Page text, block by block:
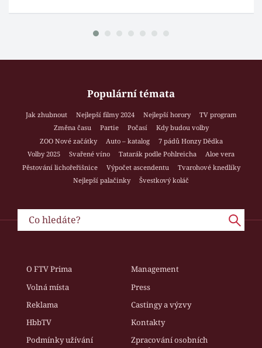
Populární témata
Jak zhubnout Nejlepší filmy 2024 Nejlepší horory
TV program
Změna času
Partie Počasí
Kdy budou volby
ZOO Nové začátky
Auto – katalog
7 pádů Honzy Dědka
Volby 2025
Svařené víno Tatarák podle Pohlreicha
Aloe vera
Pěstování lichořeřišnice
Výpočet ascendentu
Tvarohové knedlíky
Nejlepší palačinky
Švestkový koláč
O FTV Prima
Management
Volná místa
Press
Reklama
Castingy a výzvy
HbbTV
Kontakty
Podmínky užívání
Zpracování osobních